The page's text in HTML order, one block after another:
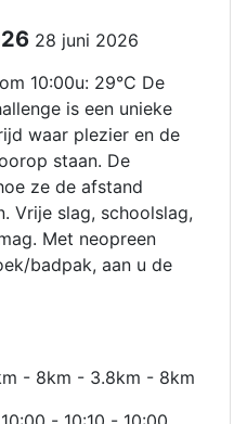
28 juni 2026
10:00u: 29°C De
is een unieke
waar plezier en de
staan. De
ze de afstand
Vrije slag, schoolslag,
Met neopreen
badpak, aan u de
- 8km - 3.8km - 8km